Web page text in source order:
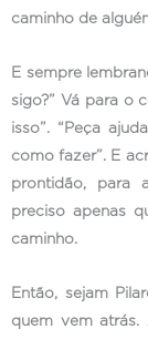
caminho de
E sempre
sigo?” Vá para o
isso”. “Peça
como fazer”. E
prontidão, para
preciso apenas
caminho.
Então, sejam
quem vem atrás.